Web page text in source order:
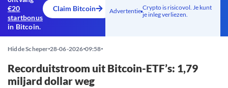
€20
startbonus
in Bitcoin.
Claim Bitcoin Advertentie Crypto is risicovol. Je kunt
je inleg verliezen.
Hidde Scheper 28-06-2026 09:58
Recorduitstroom uit Bitcoin-ETF’s: 1,79
miljard dollar weg